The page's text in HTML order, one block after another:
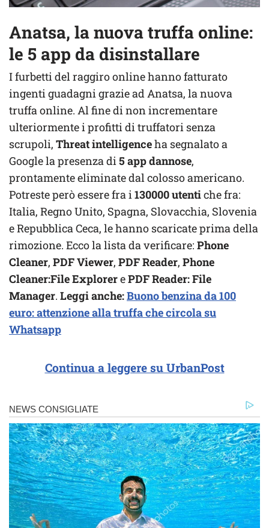
Anatsa, la nuova truffa online:
le 5 app da disinstallare
I furbetti del raggiro online hanno fatturato
ingenti guadagni grazie ad Anatsa, la nuova
truffa online. Al fine di non incrementare
ulteriormente i profitti di truffatori senza
scrupoli, Threat intelligenceha segnalato a
Google la presenza di5 app dannose,
prontamente eliminate dal colosso americano.
Potreste però essere fra i130000 utentiche fra:
Italia, Regno Unito, Spagna, Slovacchia, Slovenia
e Repubblica Ceca, le hanno scaricate prima della
rimozione. Ecco la lista da verificare: Phone
Cleaner, PDF Viewer, PDF Reader, Phone
Cleaner:File ExplorerePDF Reader: File
Manager. Leggi anche:Buono benzina da 100
euro: attenzione alla truffa che circola su
Whatsapp
Continua a leggere su UrbanPost